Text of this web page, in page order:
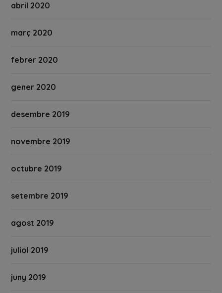
abril 2020
març 2020
febrer 2020
gener 2020
desembre 2019
novembre 2019
octubre 2019
setembre 2019
agost 2019
juliol 2019
juny 2019